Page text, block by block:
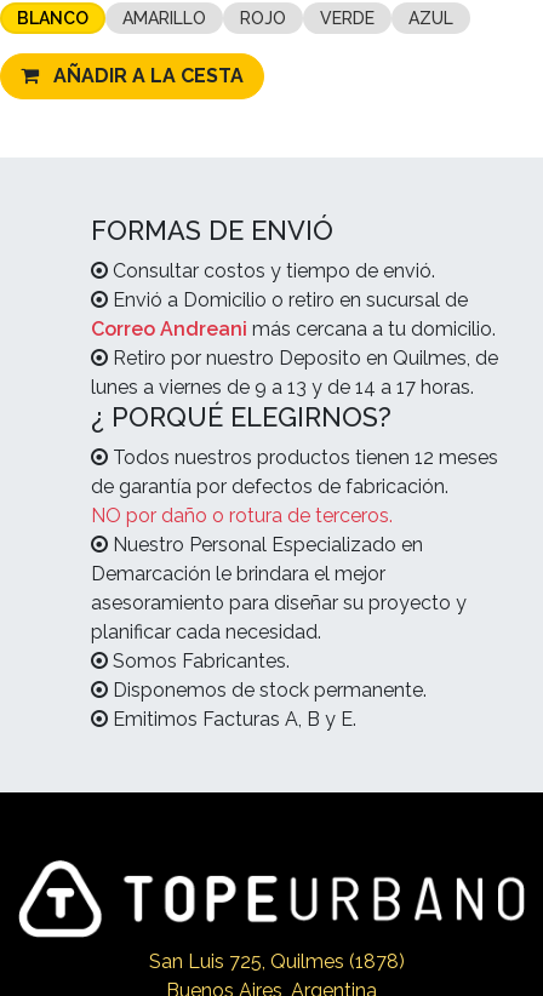
BLANCO AMARILLO ROJO VERDE AZUL
AÑADIR A LA CESTA
FORMAS DE ENVIÓ
Consultar costos y tiempo de envió.
Envió a Domicilio o retiro en sucursal de
Correo Andreani más cercana a tu domicilio.
Retiro por nuestro Deposito en Quilmes, de
lunes a viernes de 9 a 13 y de 14 a 17 horas.
¿ PORQUÉ ELEGIRNOS?
Todos nuestros productos tienen 12 meses
de garantía por defectos de fabricación.
NO por daño o rotura de terceros.
Nuestro Personal Especializado en
Demarcación le brindara el mejor
asesoramiento para diseñar su proyecto y
planificar cada necesidad.
Somos Fabricantes.
Disponemos de stock permanente.
Emitimos Facturas A, B y E.
San Luis 725, Quilmes (1878)
Buenos Aires, Argentina